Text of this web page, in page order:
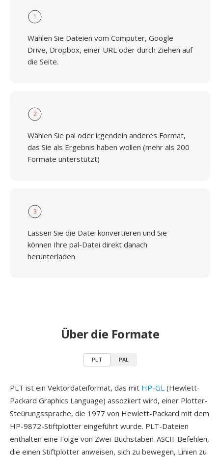
1
Wählen Sie Dateien vom Computer, Google
Drive, Dropbox, einer URL oder durch Ziehen auf
die Seite.
2
Wählen Sie pal oder irgendein anderes Format,
das Sie als Ergebnis haben wollen (mehr als 200
Formate unterstützt)
3
Lassen Sie die Datei konvertieren und Sie
können Ihre pal-Datei direkt danach
herunterladen
Über die Formate
PLT PAL
PLT ist ein Vektordateiformat, das mit HP-GL (Hewlett-
Packard Graphics Language) assoziiert wird, einer Plotter-
Steürungssprache, die 1977 von Hewlett-Packard mit dem
HP-9872-Stiftplotter eingeführt wurde. PLT-Dateien
enthalten eine Folge von Zwei-Buchstaben-ASCII-Befehlen,
die einen Stiftplotter anweisen, sich zu bewegen, Linien zu